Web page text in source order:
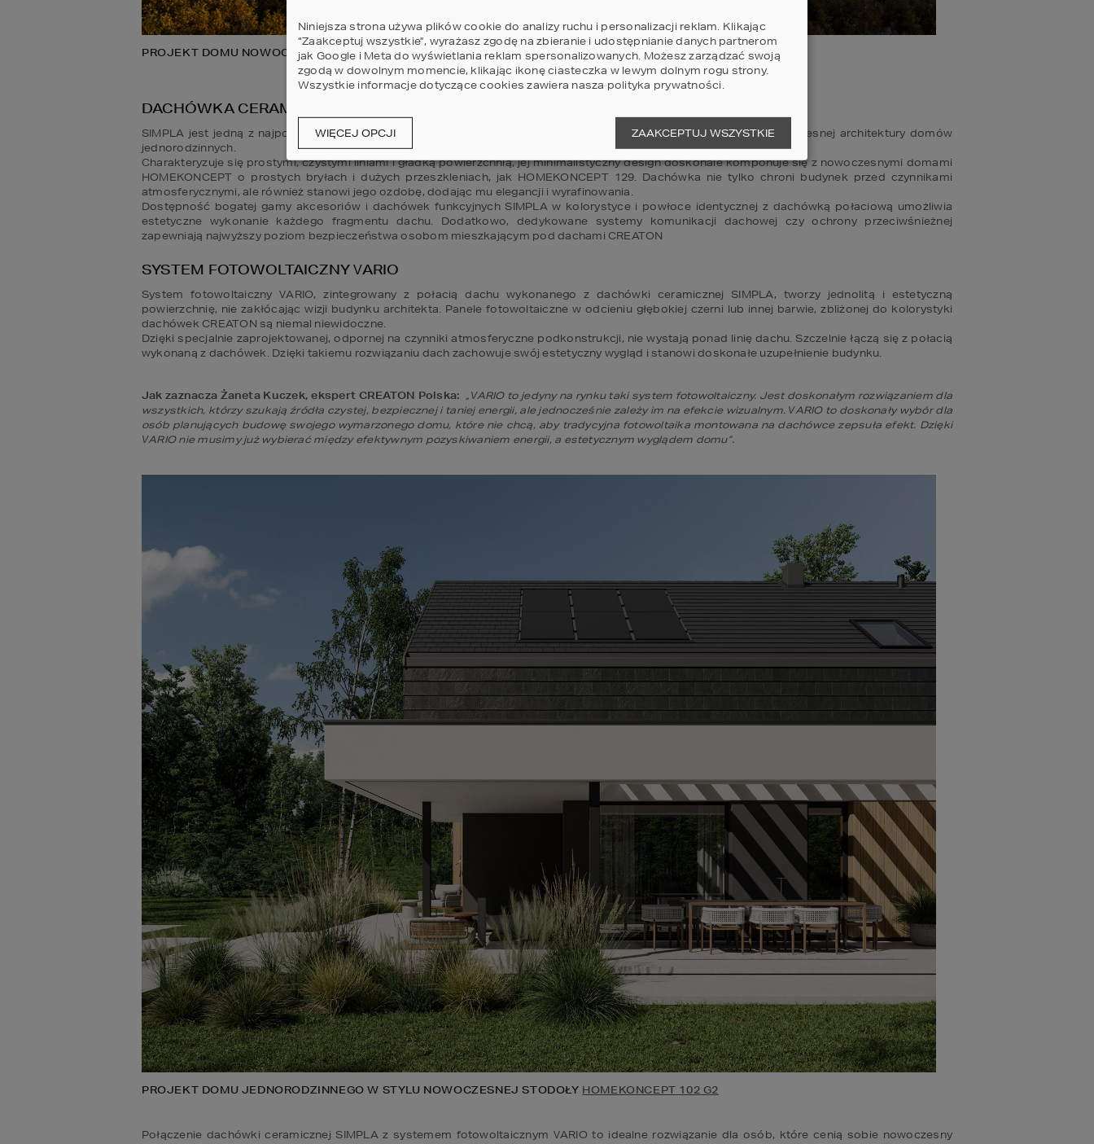
PROJEKT DOMU NOWOCZESNEGO Z PODDASZEM HOMEKONCEPT 119 G1
DACHÓWKA CERAMICZNA SIMPLA
SIMPLA jest jedną z najpopularniejszych na rynku płaskich dachówek ceramicznych, która idealnie pasuje do nowoczesnej architektury domów
jednorodzinnych.
Charakteryzuje się prostymi, czystymi liniami i gładką powierzchnią, jej minimalistyczny design doskonale komponuje się z nowoczesnymi domami
HOMEKONCEPT o prostych bryłach i dużych przeszkleniach, jak HOMEKONCEPT 129. Dachówka nie tylko chroni budynek przed czynnikami
atmosferycznymi, ale również stanowi jego ozdobę, dodając mu elegancji i wyrafinowania.
Dostępność bogatej gamy akcesoriów i dachówek funkcyjnych SIMPLA w kolorystyce i powłoce identycznej z dachówką połaciową umożliwia
estetyczne wykonanie każdego fragmentu dachu. Dodatkowo, dedykowane systemy komunikacji dachowej czy ochrony przeciwśnieżnej
zapewniają najwyższy poziom bezpieczeństwa osobom mieszkającym pod dachami CREATON
SYSTEM FOTOWOLTAICZNY VARIO
System fotowoltaiczny VARIO, zintegrowany z połacią dachu wykonanego z dachówki ceramicznej SIMPLA, tworzy jednolitą i estetyczną
powierzchnię, nie zakłócając wizji budynku architekta. Panele fotowoltaiczne w odcieniu głębokiej czerni lub innej barwie, zbliżonej do kolorystyki
dachówek CREATON są niemal niewidoczne.
Dzięki specjalnie zaprojektowanej, odpornej na czynniki atmosferyczne podkonstrukcji, nie wystają ponad linię dachu. Szczelnie łączą się z połacią
wykonaną z dachówek. Dzięki takiemu rozwiązaniu dach zachowuje swój estetyczny wygląd i stanowi doskonałe uzupełnienie budynku.
Jak zaznacza Żaneta Kuczek, ekspert CREATON Polska: „VARIO to jedyny na rynku taki system fotowoltaiczny. Jest doskonałym rozwiązaniem dla
wszystkich, którzy szukają źródła czystej, bezpiecznej i taniej energii, ale jednocześnie zależy im na efekcie wizualnym. VARIO to doskonały wybór dla
osób planujących budowę swojego wymarzonego domu, które nie chcą, aby tradycyjna fotowoltaika montowana na dachówce zepsuła efekt. Dzięki
VARIO nie musimy już wybierać między efektywnym pozyskiwaniem energii, a estetycznym wyglądem domu”.
PROJEKT DOMU JEDNORODZINNEGO W STYLU NOWOCZESNEJ STODOŁY HOMEKONCEPT 102 G2
Połączenie dachówki ceramicznej SIMPLA z systemem fotowoltaicznym VARIO to idealne rozwiązanie dla osób, które cenią sobie nowoczesny
Niniejsza strona używa plików cookie do analizy ruchu i personalizacji reklam. Klikając
“Zaakceptuj wszystkie”, wyrażasz zgodę na zbieranie i udostępnianie danych partnerom
jak Google i Meta do wyświetlania reklam spersonalizowanych. Możesz zarządzać swoją
zgodą w dowolnym momencie, klikając ikonę ciasteczka w lewym dolnym rogu strony.
Wszystkie informacje dotyczące cookies zawiera nasza polityka prywatności.
WIĘCEJ OPCJI ZAAKCEPTUJ WSZYSTKIE